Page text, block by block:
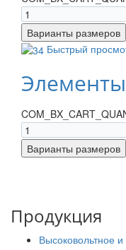
Быстрый
Продукция
Высоковольтное